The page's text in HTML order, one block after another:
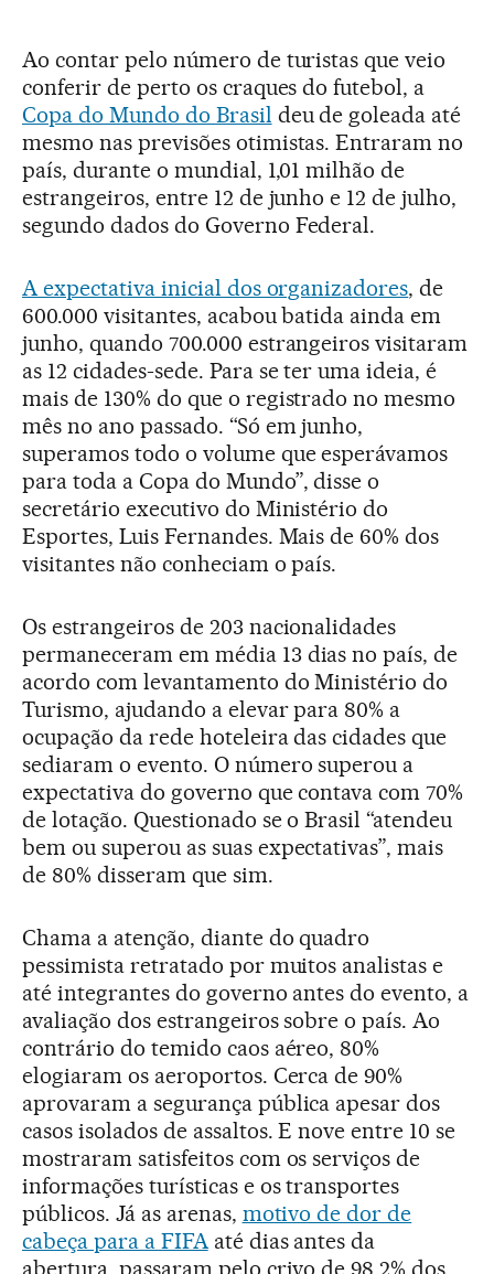
Ao contar pelo número de turistas que veio
conferir de perto os craques do futebol, a
Copa do Mundo do Brasil deu de goleada até
mesmo nas previsões otimistas. Entraram no
país, durante o mundial, 1,01 milhão de
estrangeiros, entre 12 de junho e 12 de julho,
segundo dados do Governo Federal.
A expectativa inicial dos organizadores, de
600.000 visitantes, acabou batida ainda em
junho, quando 700.000 estrangeiros visitaram
as 12 cidades-sede. Para se ter uma ideia, é
mais de 130% do que o registrado no mesmo
mês no ano passado. “Só em junho,
superamos todo o volume que esperávamos
para toda a Copa do Mundo”, disse o
secretário executivo do Ministério do
Esportes, Luis Fernandes. Mais de 60% dos
visitantes não conheciam o país.
Os estrangeiros de 203 nacionalidades
permaneceram em média 13 dias no país, de
acordo com levantamento do Ministério do
Turismo, ajudando a elevar para 80% a
ocupação da rede hoteleira das cidades que
sediaram o evento. O número superou a
expectativa do governo que contava com 70%
de lotação. Questionado se o Brasil “atendeu
bem ou superou as suas expectativas”, mais
de 80% disseram que sim.
Chama a atenção, diante do quadro
pessimista retratado por muitos analistas e
até integrantes do governo antes do evento, a
avaliação dos estrangeiros sobre o país. Ao
contrário do temido caos aéreo, 80%
elogiaram os aeroportos. Cerca de 90%
aprovaram a segurança pública apesar dos
casos isolados de assaltos. E nove entre 10 se
mostraram satisfeitos com os serviços de
informações turísticas e os transportes
públicos. Já as arenas, motivo de dor de
cabeça para a FIFAaté dias antes da